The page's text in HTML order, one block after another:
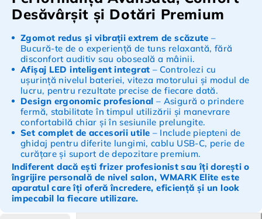
Desăvârșit și Dotări Premium
Zgomot redus și vibrații extrem de scăzute –
Bucură-te de o experiență de tuns relaxantă, fără
disconfort auditiv sau oboseală a mâinii.
Afișaj LED inteligent integrat – Controlezi cu
ușurință nivelul bateriei, viteza motorului și modul de
lucru, pentru rezultate precise de fiecare dată.
Design ergonomic profesional – Asigură o prindere
fermă, stabilitate în timpul utilizării și manevrare
confortabilă chiar și în sesiunile prelungite.
Set complet de accesorii utile – Include piepteni de
ghidaj pentru diferite lungimi, cablu USB-C, perie de
curățare și suport de depozitare premium.
Indiferent dacă ești frizer profesionist sau îți dorești o
îngrijire personală de nivel salon, WMARK Elite este
aparatul care îți oferă încredere, eficiență și un look
impecabil la fiecare utilizare.